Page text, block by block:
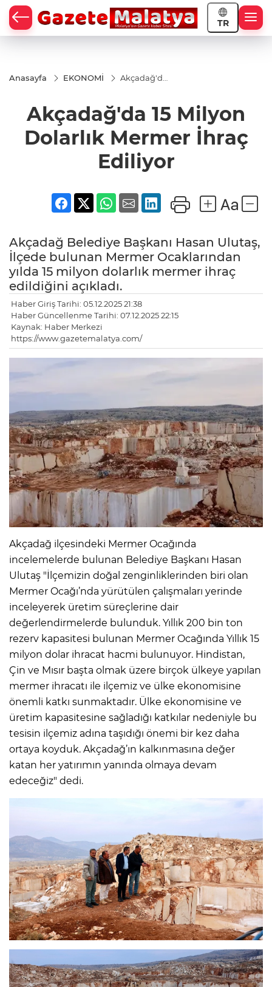
TR
Anasayfa EKONOMİ
Akçadağ'da
Mermer
İhraç
Akçadağ'da 15 Milyon
Dolarlık Mermer İhraç
Ediliyor
Akçadağ Belediye Başkanı Hasan Ulutaş,
İlçede bulunan Mermer Ocaklarından
yılda 15 milyon dolarlık mermer ihraç
edildiğini açıkladı.
Haber Giriş Tarihi: 05.12.2025 21:38
Haber Güncellenme Tarihi: 07.12.2025 22:15
Kaynak: Haber Merkezi
https://www.gazetemalatya.com/
Akçadağ ilçesindeki Mermer Ocağında
incelemelerde bulunan Belediye Başkanı Hasan
Ulutaş "İlçemizin doğal zenginliklerinden biri olan
Mermer Ocağı’nda yürütülen çalışmaları yerinde
inceleyerek üretim süreçlerine dair
değerlendirmelerde bulunduk. Yıllık 200 bin ton
rezerv kapasitesi bulunan Mermer Ocağında Yıllık 15
milyon dolar ihracat hacmi bulunuyor. Hindistan,
Çin ve Mısır başta olmak üzere birçok ülkeye yapılan
mermer ihracatı ile ilçemiz ve ülke ekonomisine
önemli katkı sunmaktadır. Ülke ekonomisine ve
üretim kapasitesine sağladığı katkılar nedeniyle bu
tesisin ilçemiz adına taşıdığı önemi bir kez daha
ortaya koyduk. Akçadağ’ın kalkınmasına değer
katan her yatırımın yanında olmaya devam
edeceğiz" dedi.